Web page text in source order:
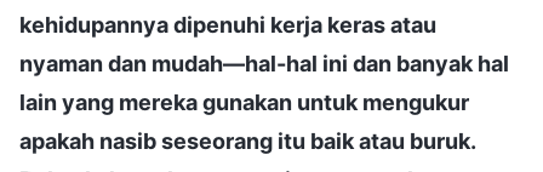
kehidupannya dipenuhi kerja keras atau
nyaman dan mudah—hal-hal ini dan banyak hal
lain yang mereka gunakan untuk mengukur
apakah nasib seseorang itu baik atau buruk.